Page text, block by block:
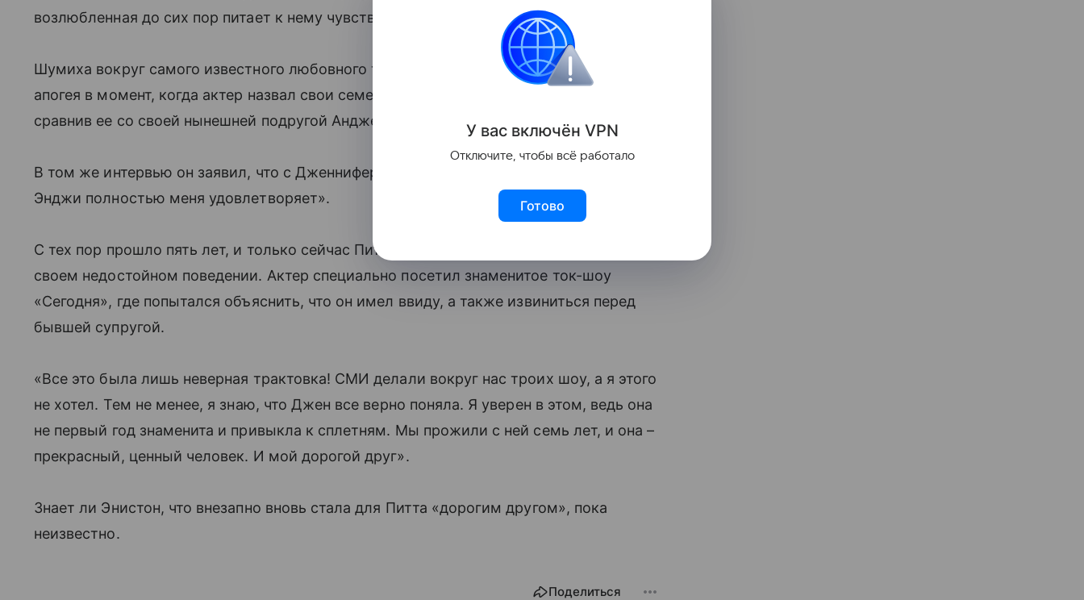
возлюбленная до сих пор питает к нему чувства.
Шумиха вокруг самого известного любовного треугольника Голливуда достигла
апогея в момент, когда актер назвал свои семейные отношения с Энистон «пустыми»,
сравнив ее со своей нынешней подругой Анджелиной Джоли (Angelina Jolie).
В том же интервью он заявил, что с Дженнифер ему было «очень скучно, тогда как
Энджи полностью меня удовлетворяет».
С тех пор прошло пять лет, и только сейчас Питт отважился вслух заговорить о
своем недостойном поведении. Актер специально посетил знаменитое ток-шоу
«Сегодня», где попытался объяснить, что он имел ввиду, а также извиниться перед
бывшей супругой.
«Все это была лишь неверная трактовка! СМИ делали вокруг нас троих шоу, а я этого
не хотел. Тем не менее, я знаю, что Джен все верно поняла. Я уверен в этом, ведь она
не первый год знаменита и привыкла к сплетням. Мы прожили с ней семь лет, и она –
прекрасный, ценный человек. И мой дорогой друг».
Знает ли Энистон, что внезапно вновь стала для Питта «дорогим другом», пока
неизвестно.
Поделиться
У вас включён VPN
Отключите, чтобы всё работало
Готово